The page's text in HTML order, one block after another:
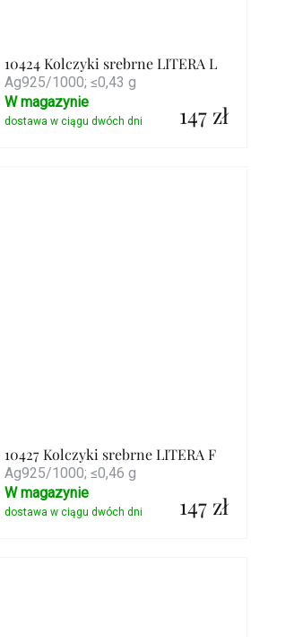
10424 Kolczyki srebrne LITERA L
Ag925/1000; ≤0,43 g
147 zł
W magazynie
10427 Kolczyki srebrne LITERA F
Ag925/1000; ≤0,46 g
147 zł
W magazynie